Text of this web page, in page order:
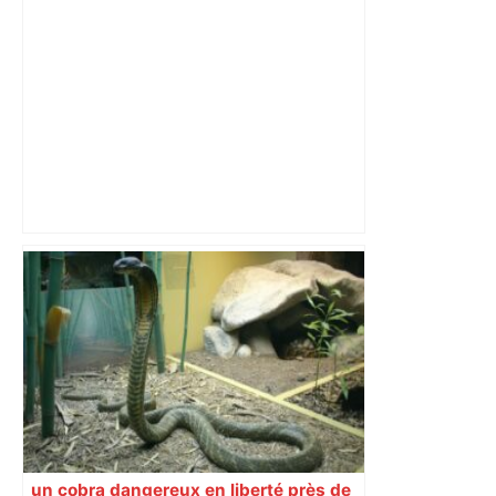
Trois ans de prison pour deux hommes
qui filmaient et diffusaient les
violences infligées à leur codétenu –
ladepeche.fr
un cobra dangereux en liberté près de